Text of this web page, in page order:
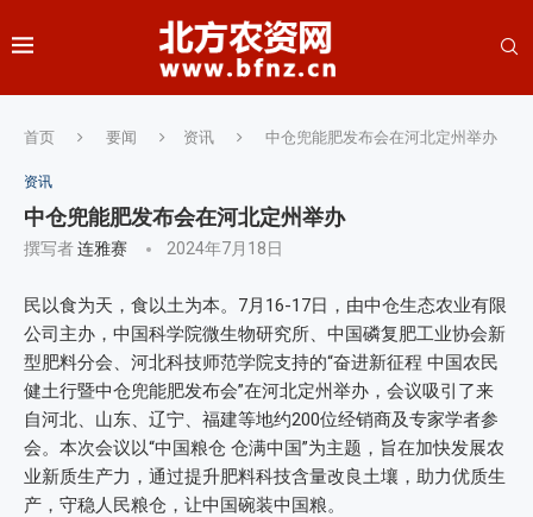
首页 要闻 资讯 中仓兜能肥发布会在河北定州举办
资讯
中仓兜能肥发布会在河北定州举办
撰写者连雅赛 2024年7月18日
民以食为天，食以土为本。7月16-17日，由中仓生态农业有限
公司主办，中国科学院微生物研究所、中国磷复肥工业协会新
型肥料分会、河北科技师范学院支持的“奋进新征程 中国农民
健土行暨中仓兜能肥发布会”在河北定州举办，会议吸引了来
自河北、山东、辽宁、福建等地约200位经销商及专家学者参
会。本次会议以“中国粮仓 仓满中国”为主题，旨在加快发展农
业新质生产力，通过提升肥料科技含量改良土壤，助力优质生
产，守稳人民粮仓，让中国碗装中国粮。